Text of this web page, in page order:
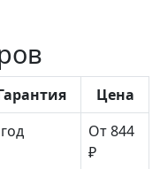
Цена
От 844
₽